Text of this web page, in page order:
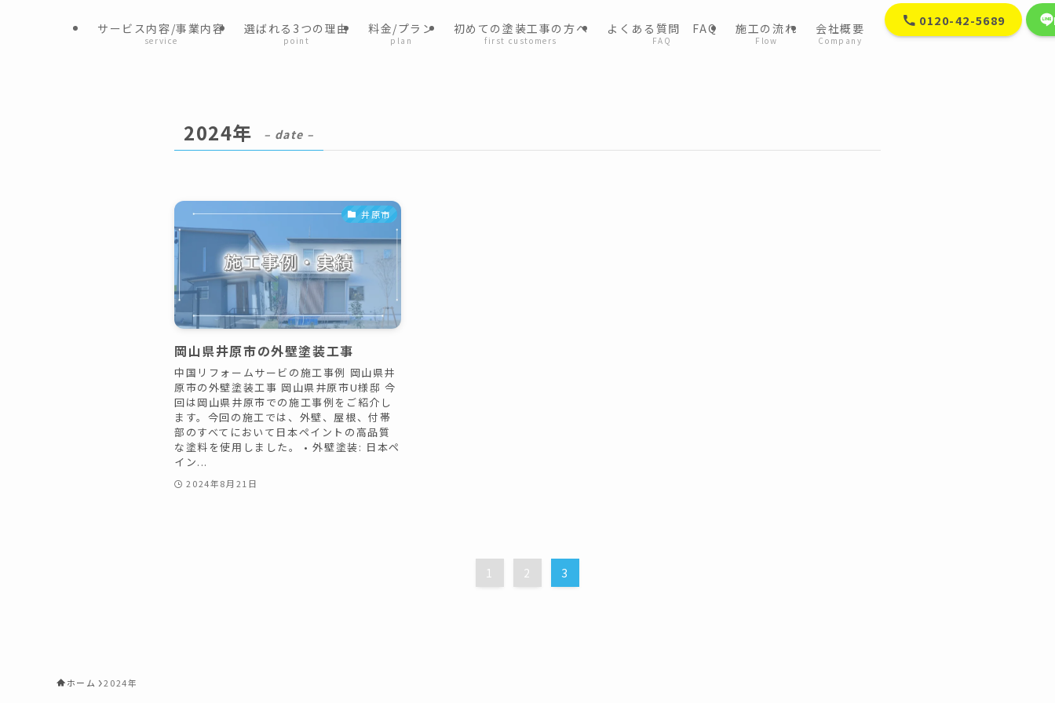
サービス内容/事業内容
service
選ばれる3つの理由
point
料金/プラン
plan
初めての塗装工事の方へ
first customers
よくある質問 FAQ
FAQ
施工の流れ
Flow
会社概要
Company
0120-42-5689
2024年 – date –
井原市
岡山県井原市の外壁塗装工事
中国リフォームサービの施工事例 岡山県井
原市の外壁塗装工事 岡山県井原市U様邸 今
回は岡山県井原市での施工事例をご紹介し
ます。今回の施工では、外壁、屋根、付帯
部のすべてにおいて日本ペイントの高品質
な塗料を使用しました。 • 外壁塗装: 日本ペ
イン...
2024年8月21日
1 2 3
ホーム 2024年